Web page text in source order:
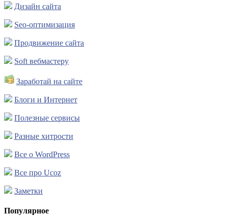
Дизайн сайта
Seo-оптимизация
Продвижение сайта
Soft вебмастеру
Заработай на сайте
Блоги и Интернет
Полезные сервисы
Разные хитрости
Все о WordPress
Все про Ucoz
Заметки
Популярное